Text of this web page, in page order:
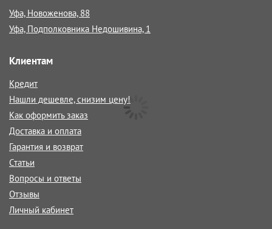
Уфа, Новоженова, 88
Уфа, Подполковника Недошивина, 1
Клиентам
Кредит
Нашли дешевле, снизим цену!
Как оформить заказ
Доставка и оплата
Гарантия и возврат
Статьи
Вопросы и ответы
Отзывы
Личный кабинет